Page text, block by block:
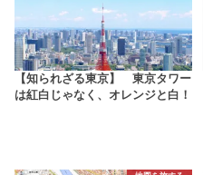
【知られざる東京】 東京タワー
は紅白じゃなく、オレンジと白！